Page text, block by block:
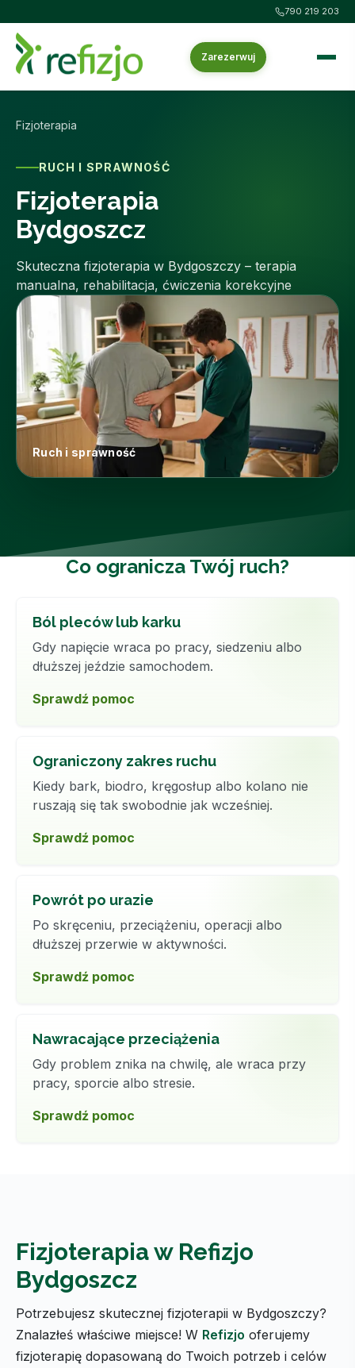
790 219 203
Zarezerwuj
Fizjoterapia
RUCH I SPRAWNOŚĆ
Fizjoterapia
Bydgoszcz
Skuteczna fizjoterapia w Bydgoszczy – terapia
manualna, rehabilitacja, ćwiczenia korekcyjne
Ruch i sprawność
Co ogranicza Twój ruch?
Ból pleców lub karku
Gdy napięcie wraca po pracy, siedzeniu albo
dłuższej jeździe samochodem.
Sprawdź pomoc
Ograniczony zakres ruchu
Kiedy bark, biodro, kręgosłup albo kolano nie
ruszają się tak swobodnie jak wcześniej.
Sprawdź pomoc
Powrót po urazie
Po skręceniu, przeciążeniu, operacji albo
dłuższej przerwie w aktywności.
Sprawdź pomoc
Nawracające przeciążenia
Gdy problem znika na chwilę, ale wraca przy
pracy, sporcie albo stresie.
Sprawdź pomoc
Fizjoterapia w Refizjo
Bydgoszcz
Potrzebujesz skutecznej fizjoterapii w Bydgoszczy?
Znalazłeś właściwe miejsce! W Refizjo oferujemy
fizjoterapię dopasowaną do Twoich potrzeb i celów